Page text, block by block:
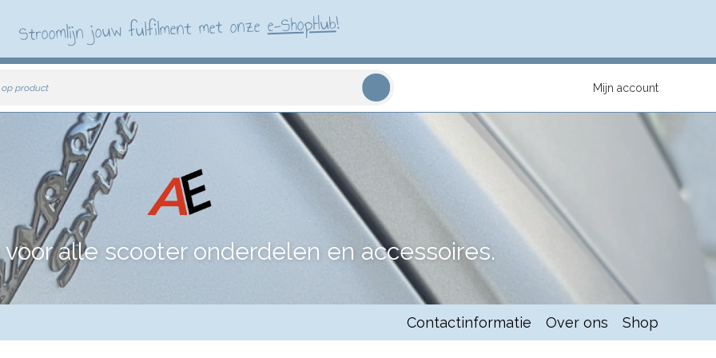
Stroomlijn jouw fulfilment met onzee-ShopHub!
op product Mijn account
alle scooter onderdelen en accessoires.
Contactinformatie Over ons Shop